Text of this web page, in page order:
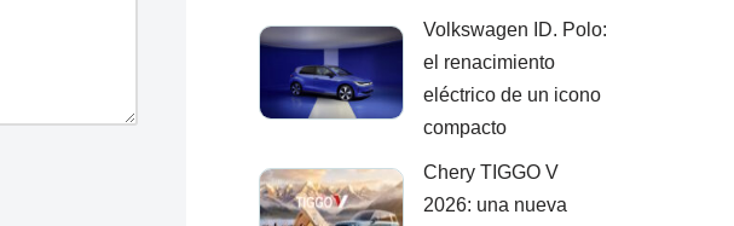
Volkswagen ID. Polo:
el renacimiento
eléctrico de un icono
compacto
Chery TIGGO V
2026: una nueva